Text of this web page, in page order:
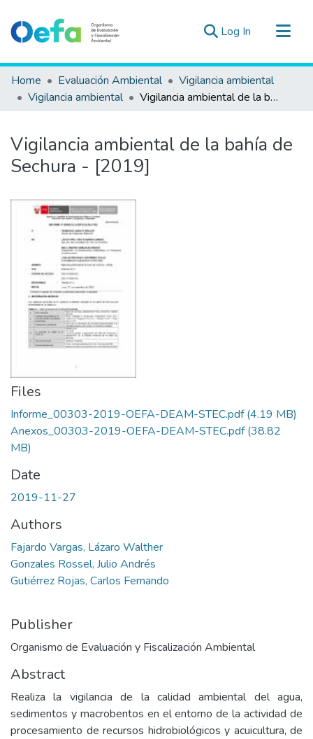
Log In (current)
Communities & Collections
All of DSpace
Estad. Externas
Guias ▾
Home Evaluación Ambiental
Vigilancia ambiental
Vigilancia ambiental
Vigilancia ambiental de la bahía de Sechura - [2019]
Vigilancia ambiental de la bahía de
Sechura - [2019]
Files
Informe_00303-2019-OEFA-DEAM-STEC.pdf(4.19 MB)
Anexos_00303-2019-OEFA-DEAM-STEC.pdf(38.82
MB)
Date
2019-11-27
Authors
Fajardo Vargas, Lázaro Walther
Gonzales Rossel, Julio Andrés
Gutiérrez Rojas, Carlos Fernando
Publisher
Organismo de Evaluación y Fiscalización Ambiental
Abstract
Realiza la vigilancia de la calidad ambiental del agua,
sedimentos y macrobentos en el entorno de la actividad de
procesamiento de recursos hidrobiológicos y acuicultura, de